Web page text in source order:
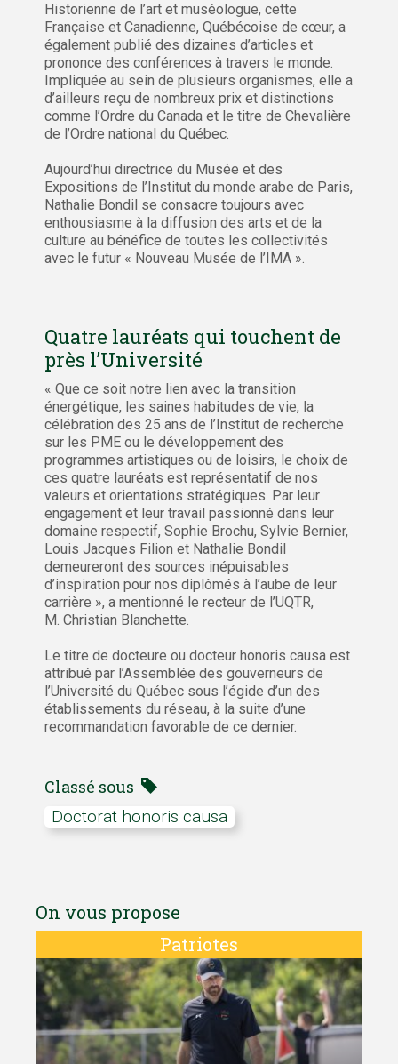
Historienne de l’art et muséologue, cette
Française et Canadienne, Québécoise de cœur, a
également publié des dizaines d’articles et
prononce des conférences à travers le monde.
Impliquée au sein de plusieurs organismes, elle a
d’ailleurs reçu de nombreux prix et distinctions
comme l’Ordre du Canada et le titre de Chevalière
de l’Ordre national du Québec.
Aujourd’hui directrice du Musée et des
Expositions de l’Institut du monde arabe de Paris,
Nathalie Bondil se consacre toujours avec
enthousiasme à la diffusion des arts et de la
culture au bénéfice de toutes les collectivités
avec le futur « Nouveau Musée de l’IMA ».
Quatre lauréats qui touchent de
près l’Université
« Que ce soit notre lien avec la transition
énergétique, les saines habitudes de vie, la
célébration des 25 ans de l’Institut de recherche
sur les PME ou le développement des
programmes artistiques ou de loisirs, le choix de
ces quatre lauréats est représentatif de nos
valeurs et orientations stratégiques. Par leur
engagement et leur travail passionné dans leur
domaine respectif, Sophie Brochu, Sylvie Bernier,
Louis Jacques Filion et Nathalie Bondil
demeureront des sources inépuisables
d’inspiration pour nos diplômés à l’aube de leur
carrière », a mentionné le recteur de l’UQTR,
M. Christian Blanchette.
Le titre de docteure ou docteur honoris causa est
attribué par l’Assemblée des gouverneurs de
l’Université du Québec sous l’égide d’un des
établissements du réseau, à la suite d’une
recommandation favorable de ce dernier.
Classé sous
Doctorat honoris causa
On vous propose
Patriotes